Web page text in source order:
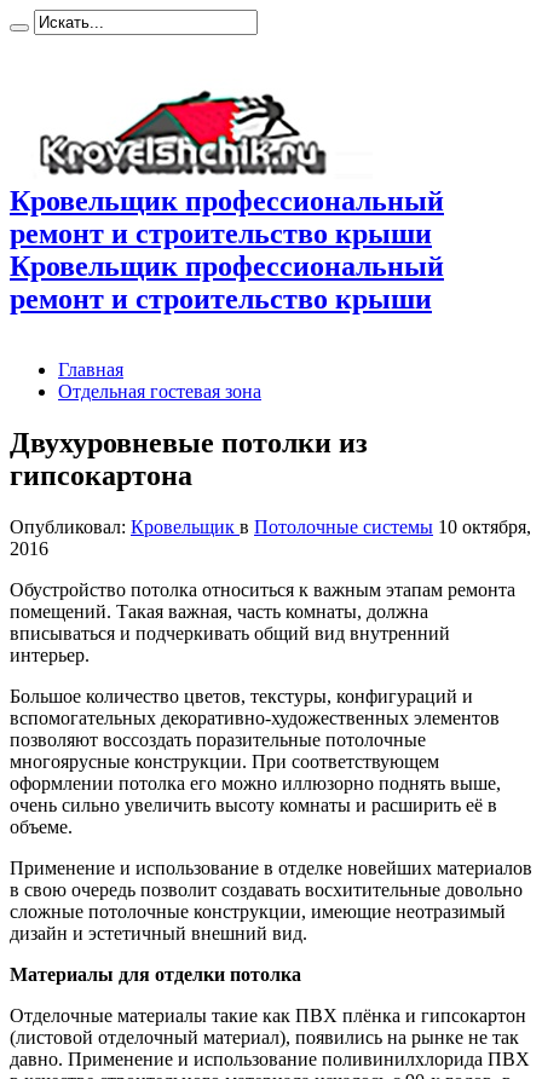
Кровельщик профессиональный
ремонт и строительство крыши
Кровельщик профессиональный
ремонт и строительство крыши
Главная
Отдельная гостевая зона
Двухуровневые потолки из
гипсокартона
Опубликовал: Кровельщик в Потолочные системы 10 октября,
2016
Обустройство потолка относиться к важным этапам ремонта
помещений. Такая важная, часть комнаты, должна
вписываться и подчеркивать общий вид внутренний
интерьер.
Большое количество цветов, текстуры, конфигураций и
вспомогательных декоративно-художественных элементов
позволяют воссоздать поразительные потолочные
многоярусные конструкции. При соответствующем
оформлении потолка его можно иллюзорно поднять выше,
очень сильно увеличить высоту комнаты и расширить её в
объеме.
Применение и использование в отделке новейших материалов
в свою очередь позволит создавать восхитительные довольно
сложные потолочные конструкции, имеющие неотразимый
дизайн и эстетичный внешний вид.
Материалы для отделки потолка
Отделочные материалы такие как ПВХ плёнка и гипсокартон
(листовой отделочный материал), появились на рынке не так
давно. Применение и использование поливинилхлорида ПВХ